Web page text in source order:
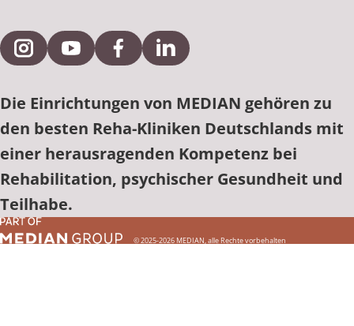
Externe Verlinkung zu Instagram
Externe Verlinkung zu YouTube
Externe Verlinkung zu Facebook
Externe Verlinkung zu
Die Einrichtungen von MEDIAN gehören zu
den besten Reha-Kliniken Deutschlands mit
einer herausragenden Kompetenz bei
Rehabilitation, psychischer Gesundheit und
Teilhabe.
© 2025-2026 MEDIAN, alle Rechte vorbehalten